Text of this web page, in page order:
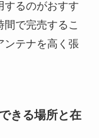
するのがおすす
で完売するこ
ンテナを高く張
きる場所と在